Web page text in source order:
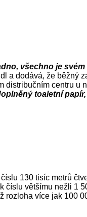
všechno je
a dodává, že běžný
distribučním centru u
toaletní
130 tisíc metrů
číslu většímu nežli 1
více jak 100